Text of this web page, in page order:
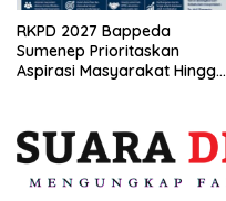
RKPD 2027 Bappeda
Sumenep Prioritaskan
Aspirasi Masyarakat Hingga